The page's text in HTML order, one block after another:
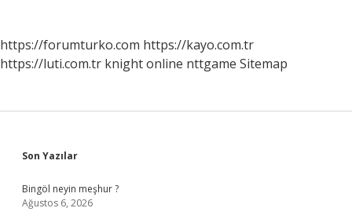
https://forumturko.com https://kayo.com.tr
https://luti.com.tr knight online nttgame Sitemap
Sidebar
Son Yazılar
Bingöl neyin meşhur ?
Ağustos 6, 2026